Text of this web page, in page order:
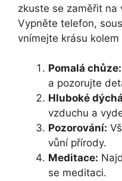
zkuste se zaměřit na
Vypněte telefon,
vnímejte krásu kolem
Pomalá chůze:
a pozorujte
Hluboké
vzduchu a
Pozorování:
vůní přírody.
Meditace:
se meditaci.